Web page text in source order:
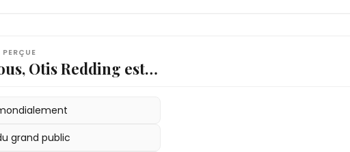
Otis Redding est…
grand public